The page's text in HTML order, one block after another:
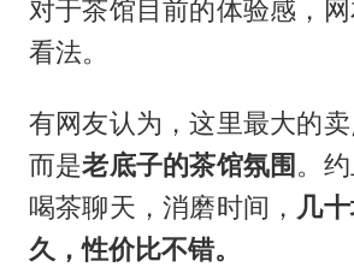
对于茶馆目前的体验感，
看法。
有网友认为，这里最大的卖
而是老底子的茶馆氛围 。
喝茶聊天，消磨时间， 几
久，性价比不错。